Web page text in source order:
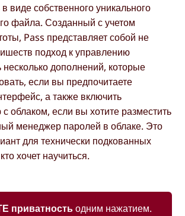
виде собственного уникального
файла. Созданный с учетом
Pass представляет собой не
подход к управлению
дополнений, которые
если вы предпочитаете
а также включить
облаком, если вы хотите разместить
менеджер паролей в облаке. Это
для технически подкованных
хочет научиться.
приватностьодним нажатием.